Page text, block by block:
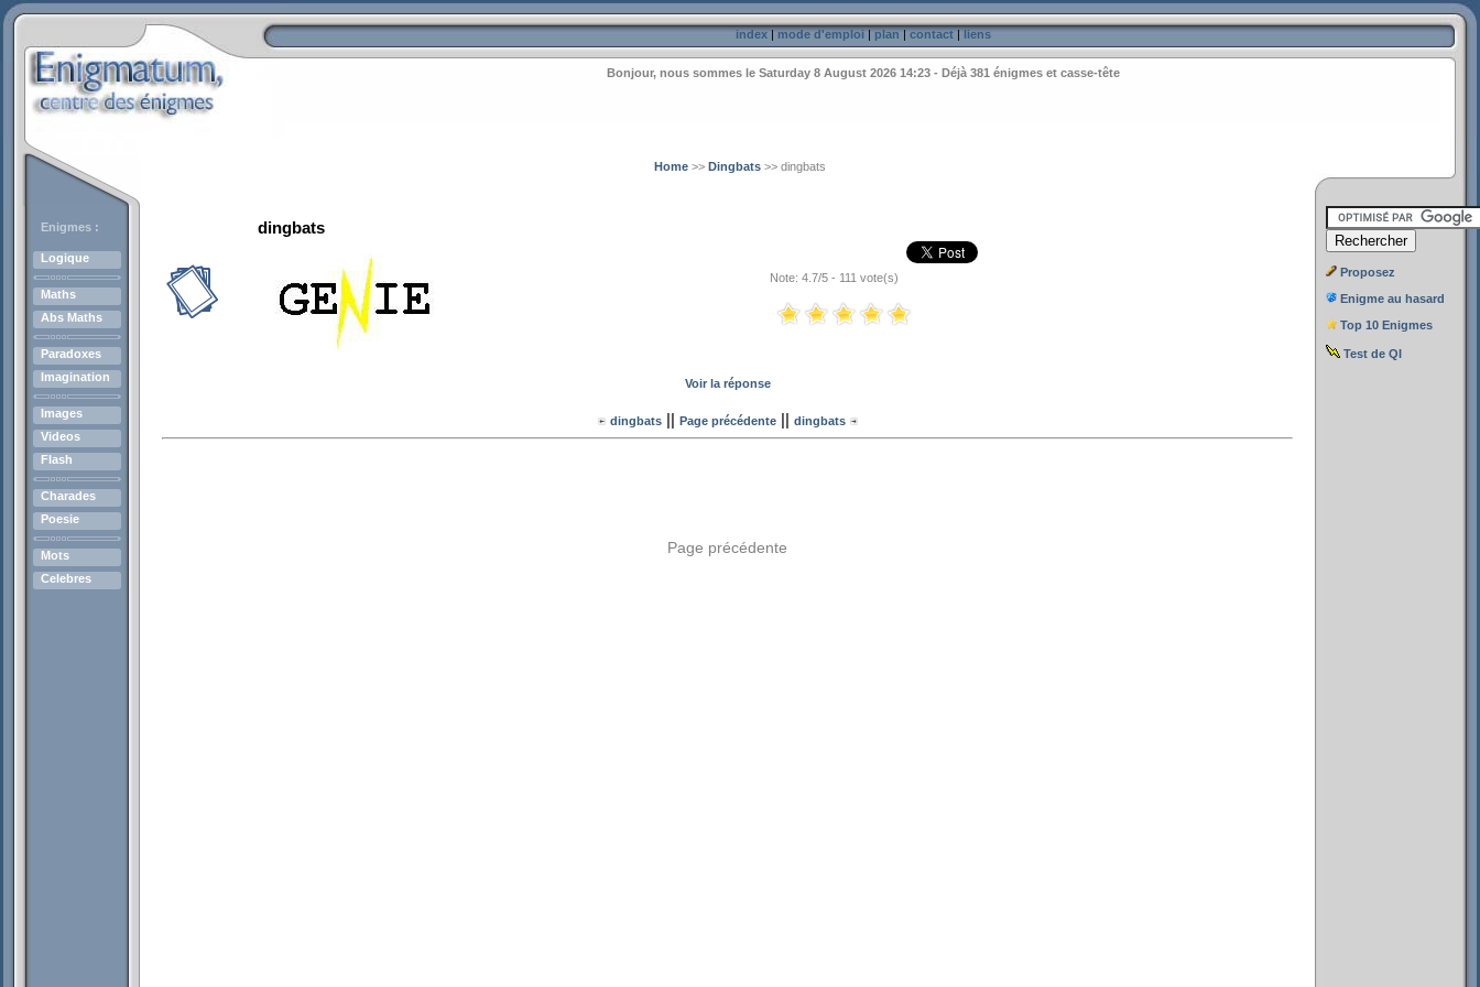
index|mode d'emploi|plan|contact|liens
Bonjour, nous sommes le Saturday 8 August 2026 14:23 - Déjà 381 énigmes et casse-tête
Home >> Dingbats >> dingbats
Enigmes :
Logique
Maths
Abs Maths
Paradoxes
Imagination
Images
Videos
Flash
Charades
Poesie
Mots
Celebres
Proposez
Enigme au hasard
Top 10 Enigmes
Test de QI
dingbats
Note: 4.7/5 - 111 vote(s)
Voir la réponse
dingbats|| Page précédente|| dingbats
Page précédente